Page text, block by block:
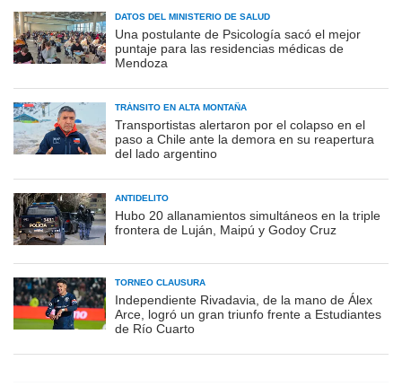
DATOS DEL MINISTERIO DE SALUD
Una postulante de Psicología sacó el mejor
puntaje para las residencias médicas de
Mendoza
TRÁNSITO EN ALTA MONTAÑA
Transportistas alertaron por el colapso en el
paso a Chile ante la demora en su reapertura
del lado argentino
ANTIDELITO
Hubo 20 allanamientos simultáneos en la triple
frontera de Luján, Maipú y Godoy Cruz
TORNEO CLAUSURA
Independiente Rivadavia, de la mano de Álex
Arce, logró un gran triunfo frente a Estudiantes
de Río Cuarto